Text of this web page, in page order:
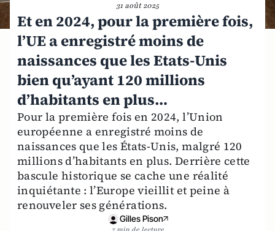
31 août 2025
Et en 2024, pour la première fois,
l’UE a enregistré moins de
naissances que les Etats-Unis
bien qu’ayant 120 millions
d’habitants en plus…
Pour la première fois en 2024, l’Union
européenne a enregistré moins de
naissances que les États-Unis, malgré 120
millions d’habitants en plus. Derrière cette
bascule historique se cache une réalité
inquiétante : l’Europe vieillit et peine à
renouveler ses générations.
Gilles Pison